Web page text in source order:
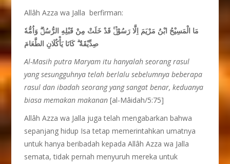
Allâh Azza wa Jalla berfirman:
مَا الْمَسِيْحُ ابْنُ مَرْيَمَ اِلَّا رَسُوْلٌۚ قَدْ خَلَتْ مِنْ قَبْلِهِ الرُّسُلُۗ وَاُمُّهٗ
صِدِّيْقَةٌ ۗ كَانَا يَأْكُلَانِ الطَّعَامَ
Al-Masih putra Maryam itu hanyalah seorang rasul
yang sesungguhnya telah berlalu sebelumnya beberapa
rasul dan ibadah seorang yang sangat benar, keduanya
biasa memakan makanan [al-Mâidah/5:75]
Allâh Azza wa Jalla juga telah mengabarkan bahwa
sepanjang hidup Isa tetap memerintahkan umatnya
untuk hanya beribadah kepada Allâh Azza wa Jalla
semata, tidak pernah menyuruh mereka untuk